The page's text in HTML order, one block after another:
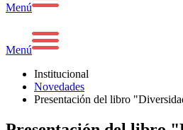
Menú
Menú
Institucional
Novedades
Presentación del libro